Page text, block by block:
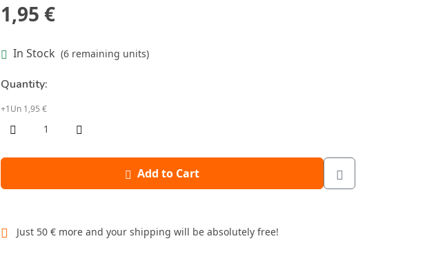
1,95 €
In Stock (6 remaining units)
Quantity:
+1Un 1,95 €
Add to Cart
Just 50 € more and your shipping will be absolutely free!